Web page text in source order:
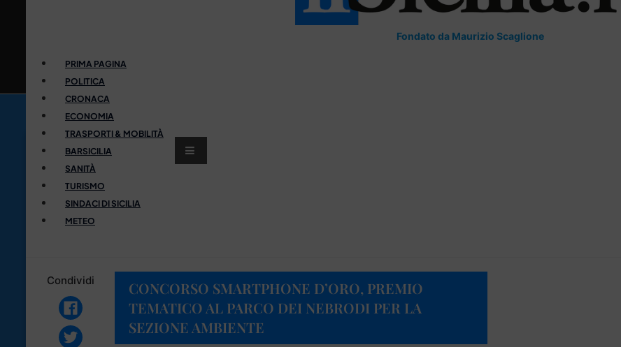
Fondato da Maurizio Scaglione
PRIMA PAGINA
POLITICA
CRONACA
ECONOMIA
TRASPORTI & MOBILITÀ
BARSICILIA
SANITÀ
TURISMO
SINDACI DI SICILIA
METEO
Condividi
CONCORSO SMARTPHONE D’ORO, PREMIO
TEMATICO AL PARCO DEI NEBRODI PER LA
SEZIONE AMBIENTE